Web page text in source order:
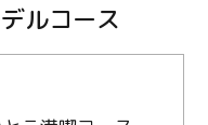
ルコース